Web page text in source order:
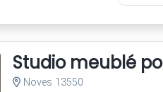
Studio meublé
Noves 13550